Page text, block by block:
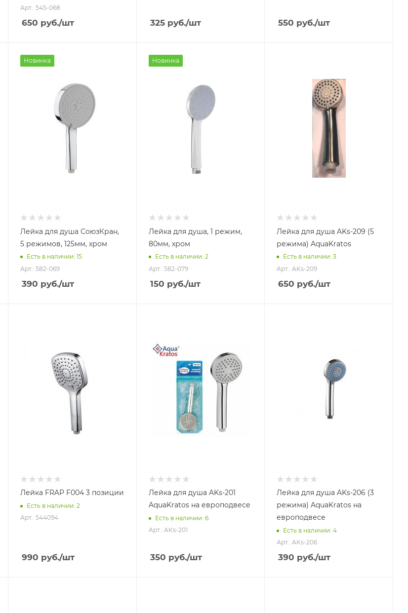
Арт.: 545-068
650 руб./шт 325руб./шт 550 руб./шт
Новинка
Лейка для душа СоюзКран,
5 режимов, 125мм, хром
Есть в наличии: 15
Арт.: 582-069
390 руб./шт
Новинка
Лейка для душа, 1 режим,
80мм, хром
Есть в наличии: 2
Арт.: 582-079
150 руб./шт
Лейка для душа AKs-209 (5
режима) AquaKratos
Есть в наличии: 3
Арт.: AKs-209
650 руб./шт
Лейка FRAP F004 3 позиции
Есть в наличии: 2
Арт.: 544094
990 руб./шт
Лейка для душа AKs-201
AquaKratos на европодвесе
Есть в наличии: 6
Арт.: AKs-201
350 руб./шт
Лейка для душа AKs-206 (3
режима) AquaKratos на
европодвесе
Есть в наличии: 4
Арт.: AKs-206
390 руб./шт